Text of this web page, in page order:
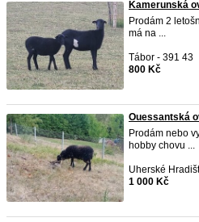
Kamerunská
Prodám 2
má na ...
Tábor - 391 43
800 Kč
Ouessantská
Prodám nebo
hobby chovu ...
Uherské
1 000 Kč